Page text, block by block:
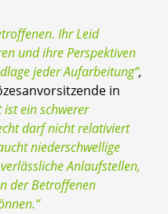
Ihr Leid
und ihre Perspektiven
jeder Aufarbeitung“,
in
ist ein schwerer
darf nicht relativiert
niederschwellige
Anlaufstellen,
der Betroffenen